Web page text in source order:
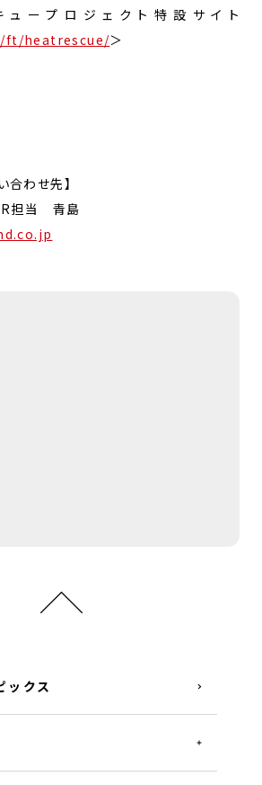
ュープロジェクト特設サイト
heatrescue/＞
合わせ先】
担当 青島
ックス